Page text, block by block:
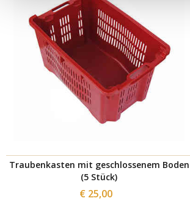
Traubenkasten mit geschlossenem Boden
(5 Stück)
€ 25,00